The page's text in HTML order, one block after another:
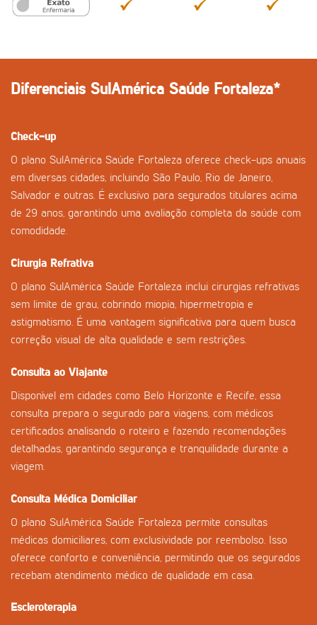
Diferenciais SulAmérica Saúde Fortaleza*
Check-up
O plano SulAmérica Saúde Fortaleza oferece check-ups anuais
em diversas cidades, incluindo São Paulo, Rio de Janeiro,
Salvador e outras. É exclusivo para segurados titulares acima
de 29 anos, garantindo uma avaliação completa da saúde com
comodidade.
Cirurgia Refrativa
O plano SulAmérica Saúde Fortaleza inclui cirurgias refrativas
sem limite de grau, cobrindo miopia, hipermetropia e
astigmatismo. É uma vantagem significativa para quem busca
correção visual de alta qualidade e sem restrições.
Consulta ao Viajante
Disponível em cidades como Belo Horizonte e Recife, essa
consulta prepara o segurado para viagens, com médicos
certificados analisando o roteiro e fazendo recomendações
detalhadas, garantindo segurança e tranquilidade durante a
viagem.
Consulta Médica Domiciliar
O plano SulAmérica Saúde Fortaleza permite consultas
médicas domiciliares, com exclusividade por reembolso. Isso
oferece conforto e conveniência, permitindo que os segurados
recebam atendimento médico de qualidade em casa.
Escleroterapia